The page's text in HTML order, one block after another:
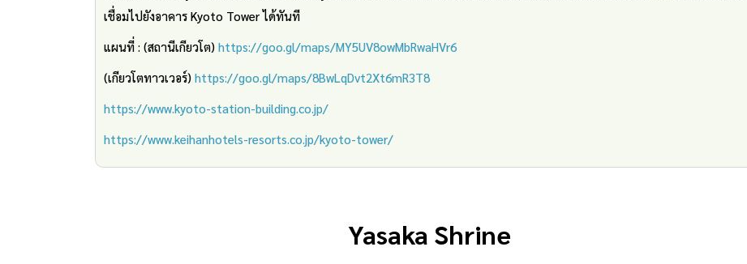
เชื่อมไปยังอาคาร Kyoto Tower ได้ทันที
แผนที่ : (สถานีเกียวโต) https://goo.gl/maps/MY5UV8owMbRwaHVr6
(เกียวโตทาวเวอร์) https://goo.gl/maps/8BwLqDvt2Xt6mR3T8
https://www.kyoto-station-building.co.jp/
https://www.keihanhotels-resorts.co.jp/kyoto-tower/
Yasaka Shrine